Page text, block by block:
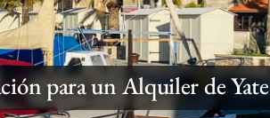
para un Alquiler de Yate